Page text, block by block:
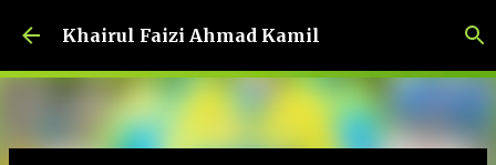
Langkau ke kandungan utama
Khairul Faizi Ahmad Kamil